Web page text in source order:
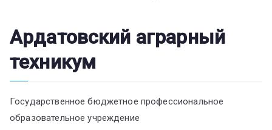
Ардатовский аграрный
техникум
Государственное бюджетное профессиональное
образовательное учреждение